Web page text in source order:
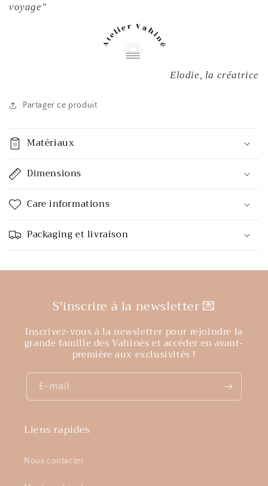
voyage"
Elodie, la créatrice
Partager ce produit
Matériaux
Dimensions
Care informations
Packaging et livraison
S'inscrire à la newsletter 💌
Inscrivez-vous à la newsletter pour rejoindre la
grande famille des Vahinés et accéder en avant-
première aux exclusivités !
E-mail
Liens rapides
Nous contacter